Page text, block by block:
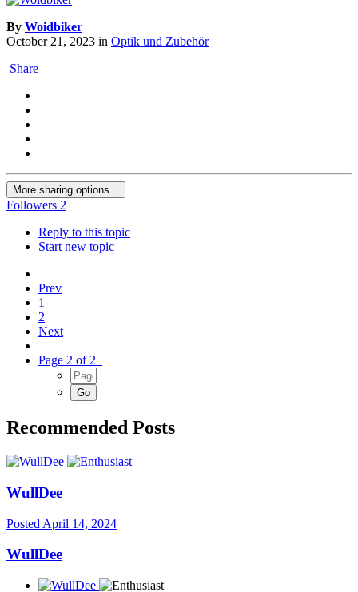
By Woidbiker
October 21, 2023 in Optik und Zubehör
Share
More sharing options...
Followers 2
Reply to this topic
Start new topic
Prev
1
2
Next
Page 2 of 2
Recommended Posts
WullDee
Posted April 14, 2024
WullDee